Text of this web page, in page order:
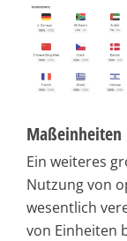
Maßeinheiten
Ein weiteres
Nutzung von
wesentlich
von Einheiten